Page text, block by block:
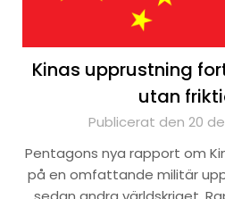
Kinas upprustning
utan
Publicerat den 20
Pentagons nya rapport om
på en omfattande militär